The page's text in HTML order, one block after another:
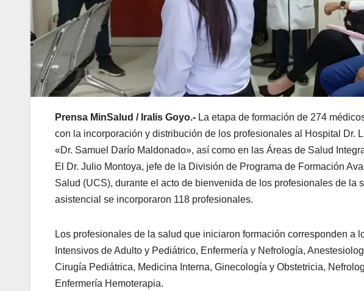
​Prensa MinSalud / Iralis Goyo.- La etapa de formación de 274
con la incorporación y distribución de los profesionales al Hospital Dr.
«Dr. Samuel Darío Maldonado», así como en las Áreas de Salud
El Dr. ​Julio Montoya, jefe de la División de Programa de Formación
Salud (UCS), durante el acto de bienvenida de los profesionales de la
asistencial se incorporaron 118 profesionales.
Los profesionales de la salud que iniciaron formación corresponden a
Intensivos de Adulto y Pediátrico, Enfermería y Nefrología,
Cirugía Pediátrica, Medicina Interna, Ginecología y Obstetricia,
Enfermería Hemoterapia.